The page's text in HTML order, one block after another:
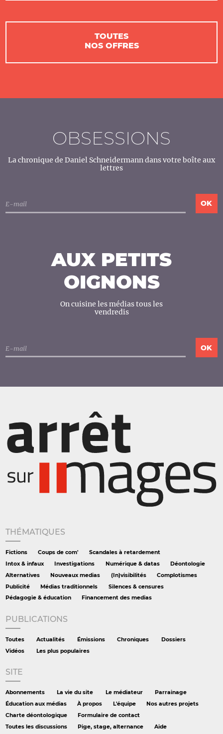
TOUTES
NOS OFFRES
OBSESSIONS
La chronique de Daniel Schneidermann dans votre boîte aux
lettres
AUX PETITS
OIGNONS
On cuisine les médias tous les
vendredis
THÉMATIQUES
Fictions Coups de com'
Scandales à retardement
Intox & infaux
Investigations Numérique & datas
Déontologie
Alternatives
Nouveaux medias (In)visibilités
Complotismes
Publicité
Médias traditionnels
Silences & censures
Pédagogie & éducation
Financement des medias
PUBLICATIONS
Toutes Actualités Émissions Chroniques
Dossiers
Vidéos
Les plus populaires
SITE
Abonnements La vie du site Le médiateur
Parrainage
Éducation aux médias
À propos L'équipe
Nos autres projets
Charte déontologique
Formulaire de contact
Toutes les discussions
Pige, stage, alternance Aide